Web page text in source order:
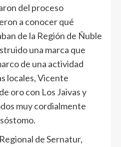
del proceso
a conocer qué
de la Región de Ñuble
una marca que
de una actividad
locales, Vicente
oro con Los Jaivas y
muy cordialmente
de Sernatur,